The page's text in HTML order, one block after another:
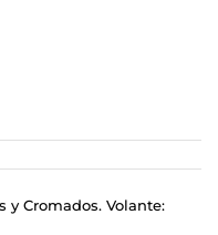
y Cromados. Volante: